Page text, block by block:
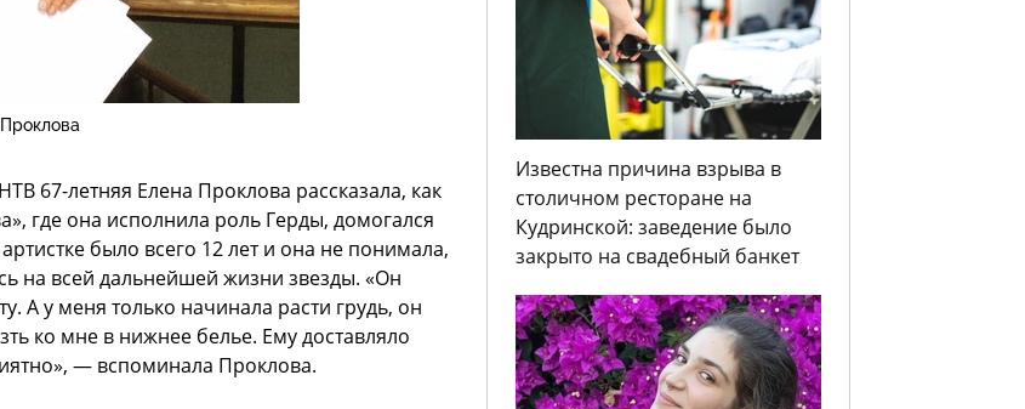
67-летняя Елена Проклова рассказала, как
где она исполнила роль Герды, домогался
было всего 12 лет и она не понимала,
на всей дальнейшей жизни звезды. «Он
А у меня только начинала расти грудь, он
ко мне в нижнее белье. Ему доставляло
— вспоминала Проклова.
Известна причина взрыва в
столичном ресторане на
Кудринской: заведение было
закрыто на свадебный банкет